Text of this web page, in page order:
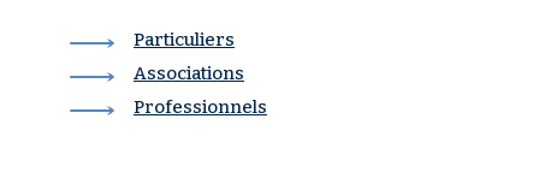
Particuliers
Associations
Professionnels